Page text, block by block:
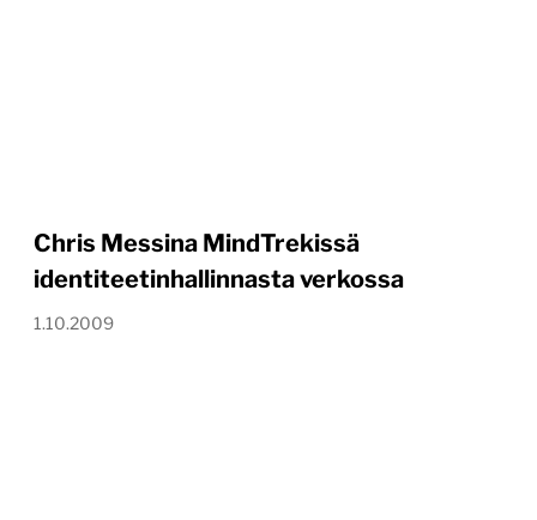
Chris Messina MindTrekissä
identiteetinhallinnasta verkossa
1.10.2009